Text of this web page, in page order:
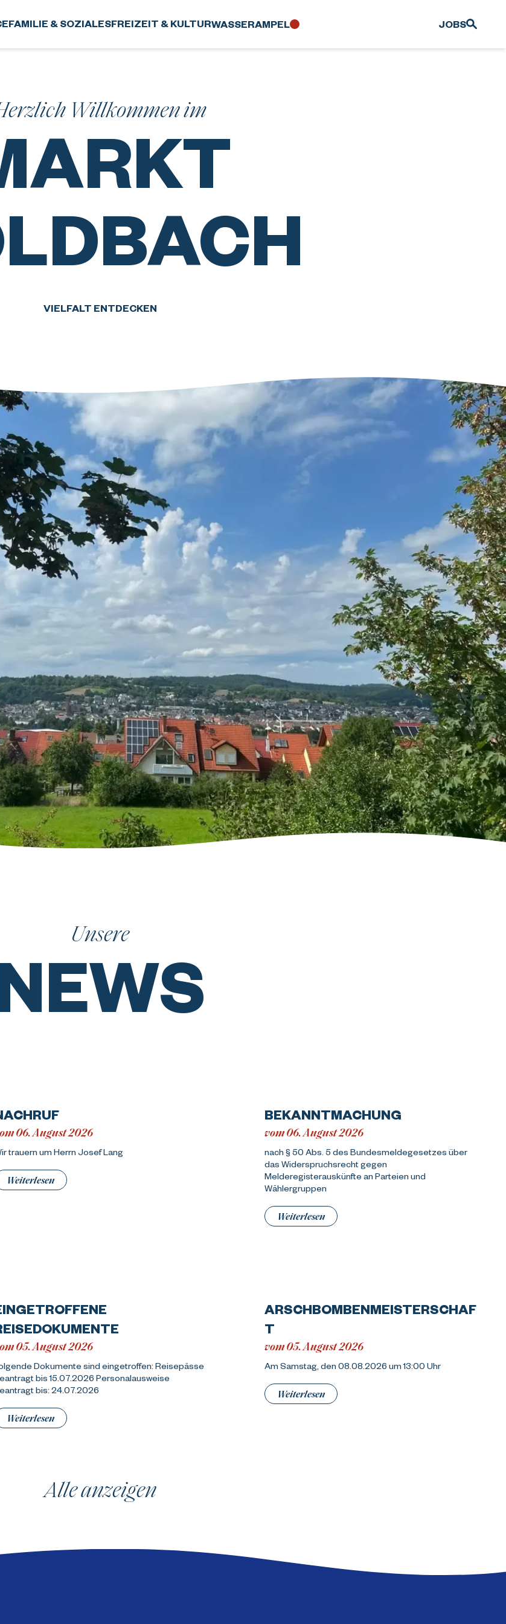
FAMILIE & SOZIALESFREIZEIT & KULTURWASSER­AMPEL JOBS
Willkommen im
VIELFALT ENTDECKEN
Unsere
06. August 2026
trauern um Herrn Josef Lang
Weiterlesen
BEKANNTMACHUNG
vom 06. August 2026
nach § 50 Abs. 5 des Bundesmeldegesetzes über
das Widerspruchsrecht gegen
Melderegisterauskünfte an Parteien und
Wählergruppen
Weiterlesen
05. August 2026
Dokumente sind eingetroffen: Reisepässe
bis 15.07.2026 Personalausweise
bis: 24.07.2026
Weiterlesen
ARSCHBOMBENMEISTERSCHAF
T
vom 05. August 2026
Am Samstag, den 08.08.2026 um 13:00 Uhr
Weiterlesen
Alle anzeigen